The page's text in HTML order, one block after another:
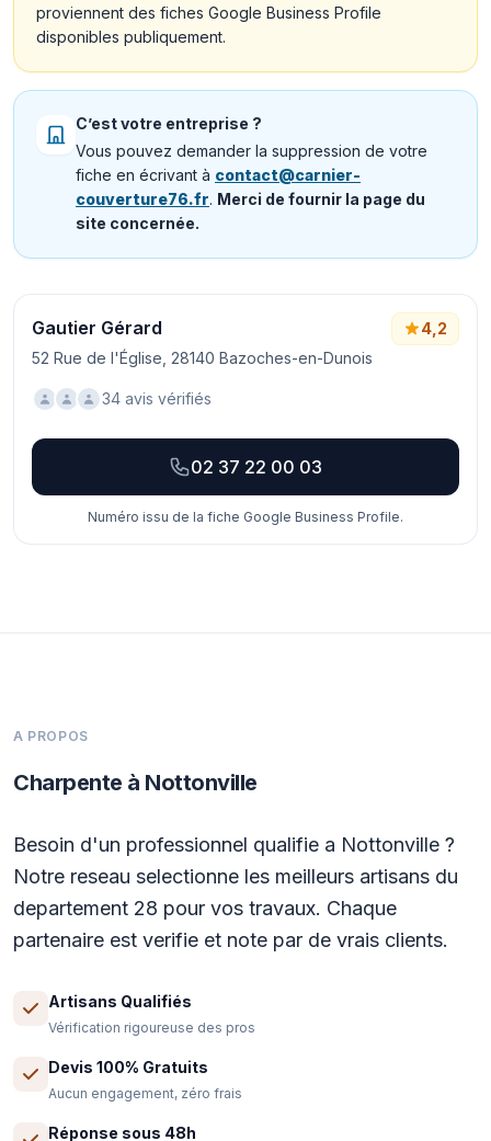
proviennent des fiches Google Business Profile
disponibles publiquement.
C’est votre entreprise ?
Vous pouvez demander la suppression de votre
fiche en écrivant à contact@carnier-
couverture76.fr. Merci de fournir la page du
site concernée.
Gautier Gérard
52 Rue de l'Église, 28140 Bazoches-en-Dunois
4,2
34 avis vérifiés
02 37 22 00 03
Numéro issu de la fiche Google Business Profile.
A PROPOS
Charpente à Nottonville
Besoin d'un professionnel qualifie a Nottonville ?
Notre reseau selectionne les meilleurs artisans du
departement 28 pour vos travaux. Chaque
partenaire est verifie et note par de vrais clients.
Artisans Qualifiés
Vérification rigoureuse des pros
Devis 100% Gratuits
Aucun engagement, zéro frais
Réponse sous 48h